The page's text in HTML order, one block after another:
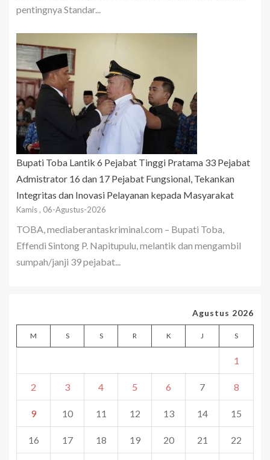
pentingnya Standar...
Bupati Toba Lantik 6 Pejabat Tinggi Pratama 33 Pejabat
Admistrator 16 dan 17 Pejabat Fungsional, Tekankan
Integritas dan Inovasi Pelayanan kepada Masyarakat
Kamis , 06-Agustus-2026
TOBA, mediaberantaskriminal.com – Bupati Toba,
Effendi Sintong P. Napitupulu, melantik dan mengambil
sumpah/janji 39 pejabat...
Agustus 2026
M S S R K J S
1
2 3 4 5 6 7 8
9 10 11 12 13 14 15
16 17 18 19 20 21 22